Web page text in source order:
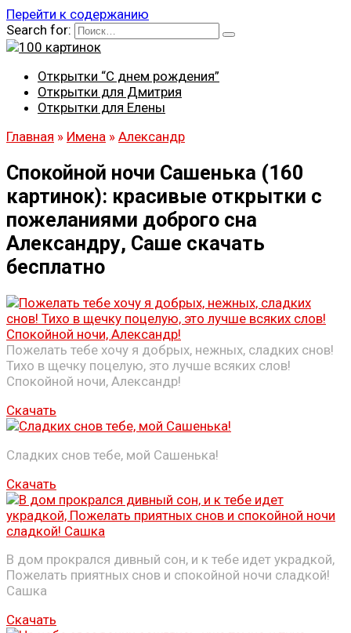
Перейти к содержанию
Search for:
Открытки “С днем рождения”
Открытки для Дмитрия
Открытки для Елены
Главная » Имена » Александр
Спокойной ночи Сашенька (160
картинок): красивые открытки с
пожеланиями доброго сна
Александру, Саше скачать
бесплатно
Пожелать тебе хочу я добрых, нежных, сладких снов!
Тихо в щечку поцелую, это лучше всяких слов!
Спокойной ночи, Александр!
Скачать
Сладких снов тебе, мой Сашенька!
Скачать
В дом прокрался дивный сон, и к тебе идет украдкой,
Пожелать приятных снов и спокойной ночи сладкой!
Сашка
Скачать